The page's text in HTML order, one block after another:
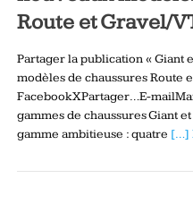
Route et Gravel/
Partager la publication « Giant
modèles de chaussures Route
FacebookXPartager…E-
gammes de chaussures Giant
gamme ambitieuse : quatre […]